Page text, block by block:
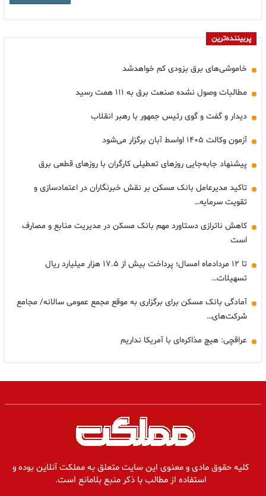
پربیننده‌ترین
خاموشی‌های برق بزودی کم خواهدشد
مطالبات وصول نشده صنعت برق به ۱۱۱ همت رسید
دیدار و گفت و گوی رئیس جمهور با رهبر انقلاب
آزمون وکالت ۱۴۰۵ اواسط آبان برگزار می‌شود
پیشنهاد جابه‌جایی روزهای تعطیلی کارگران با روزهای قطعی برق
تاکید مدیرعامل بانک مسکن بر نقش خبرنگاران در اعتمادسازی و
تقویت سرمایه…
کاهش ناترازی دستاورد مهم بانک مسکن در مدیریت منابع و مصارف
است
تا ۱۲ مردادماه امسال؛ پرداخت بیش از ۱۷.۵ هزار میلیارد ریال
تسهیلات…
آمادگی بانک مسکن برای برگزاری به موقع مجمع عمومی سالانه/ مجامع
شرکت‌های…
عراقچی: هیچ مذاکره‌ای با آمریکا نداریم
کلیه حقوق مادی و معنوی این سایت متعلق به مملکت آنلاین بوده و
استفاده از مطالب با ذکر منبع بلامانع است.